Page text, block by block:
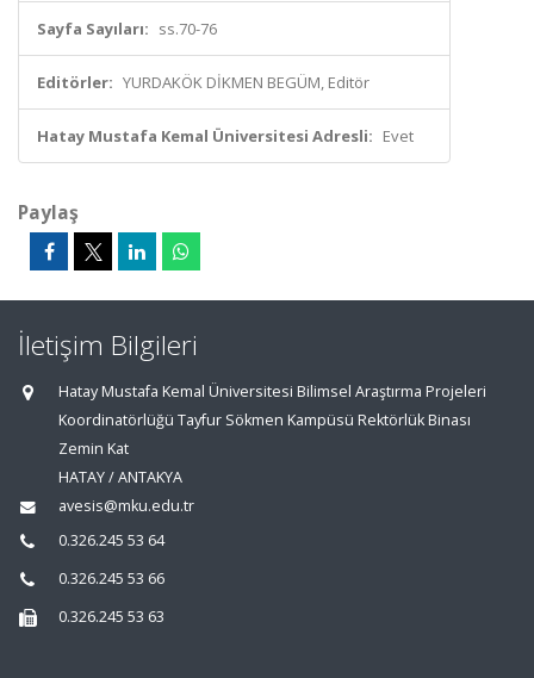
Sayfa Sayıları: ss.70-76
Editörler: YURDAKÖK DİKMEN BEGÜM, Editör
Hatay Mustafa Kemal Üniversitesi Adresli: Evet
Paylaş
İletişim Bilgileri
Hatay Mustafa Kemal Üniversitesi Bilimsel Araştırma Projeleri
Koordinatörlüğü Tayfur Sökmen Kampüsü Rektörlük Binası
Zemin Kat
HATAY / ANTAKYA
avesis@mku.edu.tr
0.326.245 53 64
0.326.245 53 66
0.326.245 53 63